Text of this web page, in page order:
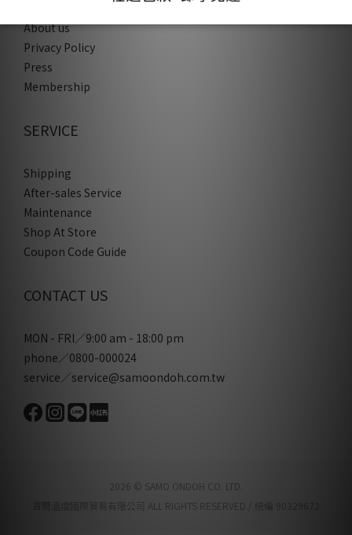
About us
Privacy Policy
Press
Membership
SERVICE
Shipping
After-sales Service
Maintenance
Shop At Store
Coupon Code Guide
CONTACT US
MON - FRI／9:00 am - 18:00 pm
phone／0800-000024
service／service@samoondoh.com.tw
2026 © SAMO ONDOH CO. LTD.
首爾溫度國際貿易有限公司 ALL RIGHTS RESERVED / 統編 90329672